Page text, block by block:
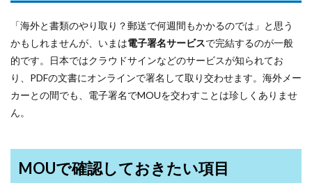
「海外と書類のやり取り？郵送で何週間もかかるのでは」と思う
かもしれませんが、いまは電子署名サービスで完結するのが一般
的です。日本ではクラウドサインなどのサービスが知られてお
り、PDFの文書にオンラインで署名して取り交わせます。海外メー
カーとの間でも、電子署名でMOUを交わすことは珍しくありませ
ん。
MOUで確認しておきたい項目